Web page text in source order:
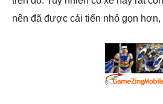
nên đã được cải tiến nhỏ gọn hơn,